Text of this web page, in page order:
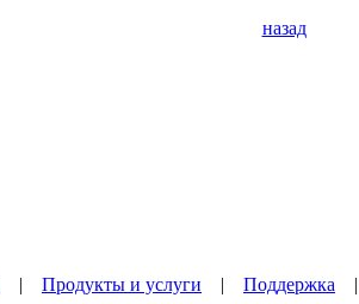
назад
| Продукты и услуги | Поддержка